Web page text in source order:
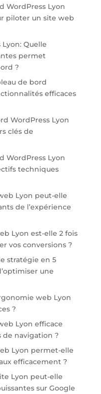
WordPress Lyon
piloter un site web
Quelle
permet
?
de bord
efficaces
WordPress Lyon
clés de
WordPress Lyon
techniques
Lyon peut-elle
de l’expérience
Lyon est-elle 2 fois
vos conversions ?
stratégie en 5
une
web Lyon
?
Lyon efficace
de navigation ?
Lyon permet-elle
efficacement ?
Lyon peut-elle
sur Google